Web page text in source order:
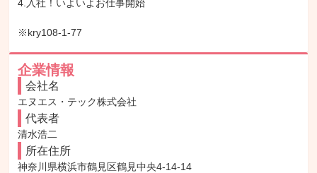
4.入社！いよいよお仕事開始
※kry108-1-77
企業情報
会社名
エヌエス・テック株式会社
代表者
清水浩二
所在住所
神奈川県横浜市鶴見区鶴見中央4-14-14